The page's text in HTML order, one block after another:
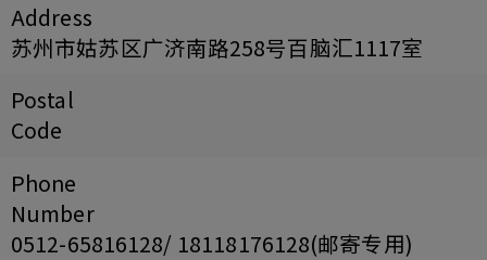
Address
苏州市姑苏区广济南路258号百脑汇1117室
Postal
Code
Phone
Number
0512-65816128/ 18118176128(邮寄专用)